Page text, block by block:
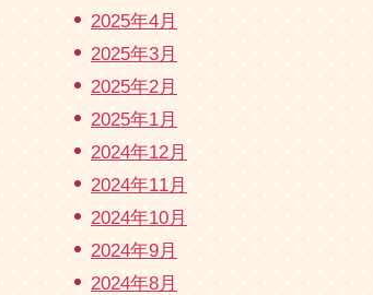
2025年4月
2025年3月
2025年2月
2025年1月
2024年12月
2024年11月
2024年10月
2024年9月
2024年8月